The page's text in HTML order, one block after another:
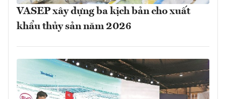
VASEP xây dựng ba kịch bản cho xuất
khẩu thủy sản năm 2026